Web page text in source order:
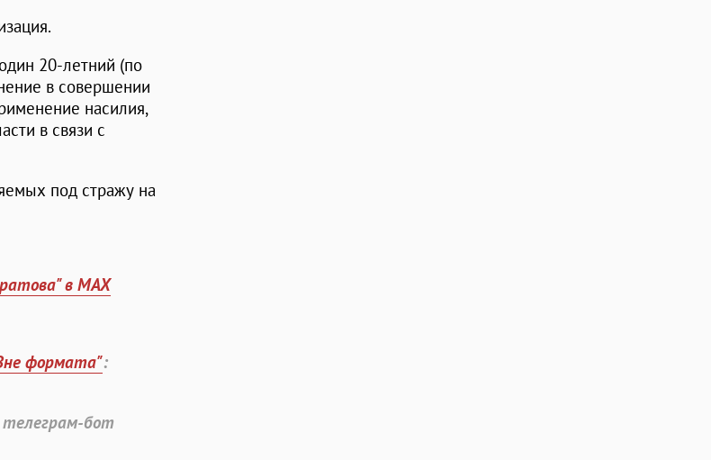
20-летний (по
в совершении
насилия,
в связи с
под стражу на
в MAX
формата":
бот